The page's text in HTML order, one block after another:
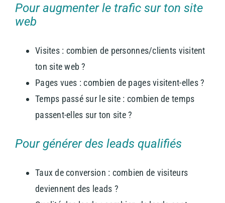
Pour augmenter le trafic sur ton site
web
Visites : combien de personnes/clients visitent
ton site web ?
Pages vues : combien de pages visitent-elles ?
Temps passé sur le site : combien de temps
passent-elles sur ton site ?
Pour générer des leads qualifiés
Taux de conversion : combien de visiteurs
deviennent des leads ?